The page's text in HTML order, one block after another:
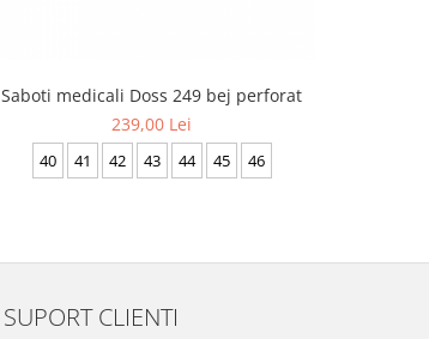
Saboti medicali Doss 249 bej perforat
239,00 Lei
40 41 42 43 44 45 46
SUPORT CLIENTI